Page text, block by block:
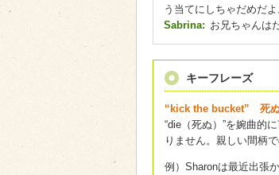
う当てにしちゃだめだよ
Sabrina: お兄ちゃんは
キーフレーズ
“kick the bucket” 死
“die（死ぬ）”を婉曲的
りません。親しい間柄
例）Sharonは最近出張